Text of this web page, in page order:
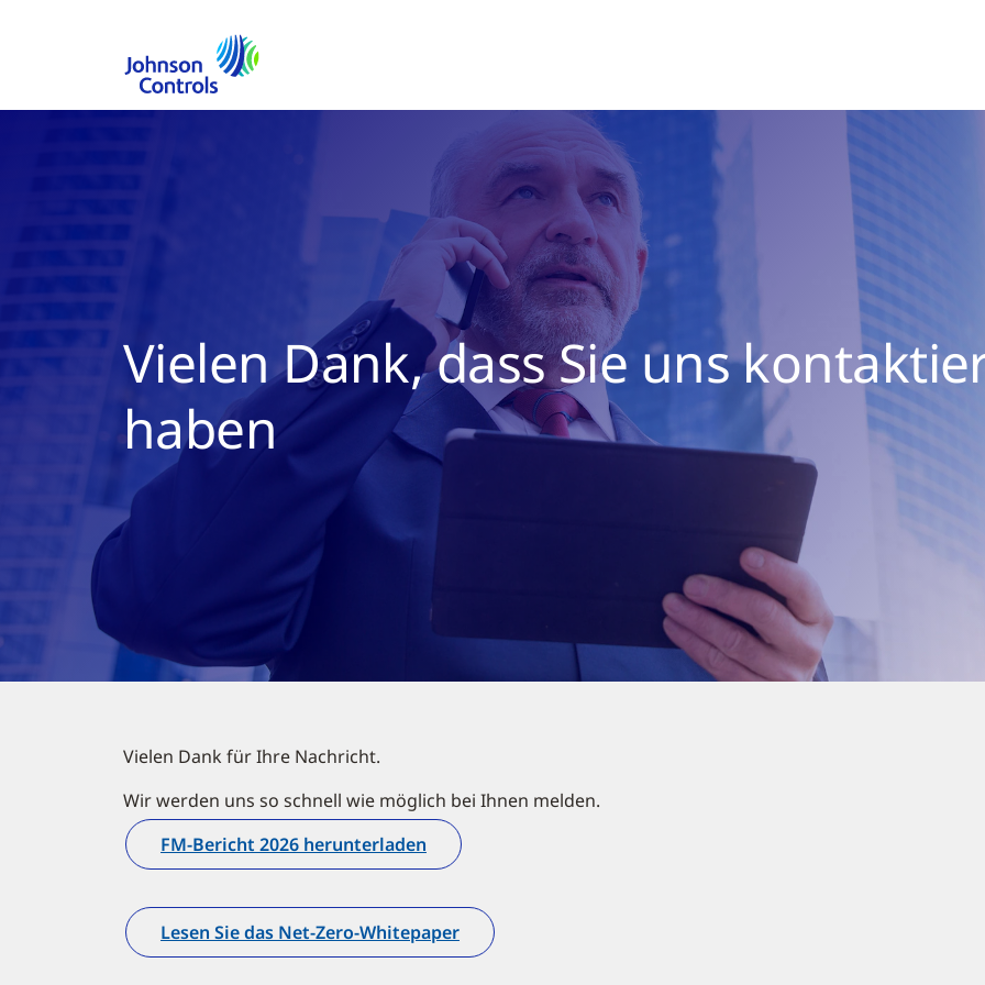
Vielen Dank, dass Sie uns
haben
Vielen Dank für Ihre Nachricht.
Wir werden uns so schnell wie möglich bei Ihnen melden.
FM-Bericht 2026 herunterladen
Lesen Sie das Net-Zero-Whitepaper